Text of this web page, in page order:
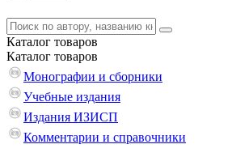
Каталог товаров
Каталог товаров
Монографии и сборники
Учебные издания
Издания ИЗИСП
Комментарии и справочники